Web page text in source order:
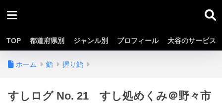
TOP 都道府県別 ジャンル別 プロフィール 大谷のサービス
ホーム 鮨 握り鮨
すしログ No. 21 すし処めくみ＠野々市